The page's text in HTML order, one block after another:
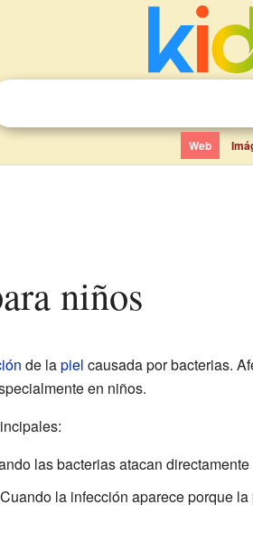
Web
niños
de lapiel causada por bacterias.
en niños.
las bacterias atacan
Cuando la infección aparece porque